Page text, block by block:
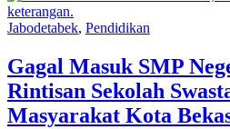
Jabodetabek, Pendidikan
Gagal Masuk SMP
Rintisan Sekolah
Masyarakat Kota